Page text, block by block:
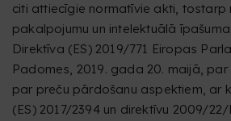
citi attiecīgie normatīvie akti, tostarp
pakalpojumu un intelektuālā
Direktīva (ES) 2019/771 Eiropas
Padomes, 2019. gada 20. maijā, par
par preču pārdošanu aspektiem, ar
(ES) 2017/2394 un direktīvu 2009/22/